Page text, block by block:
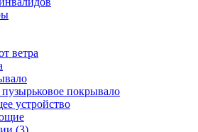
ветра
покрывало
устройство
(3)